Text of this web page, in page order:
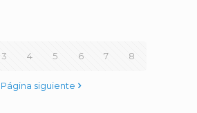
3 4 5 6 7 8
Página siguiente